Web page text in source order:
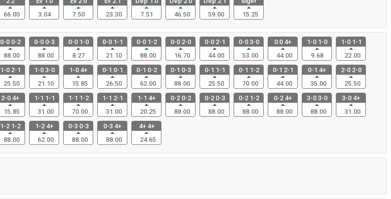
66.00
3.04
7.50
23.30
7.51
46.50
59.00
15.25
0-0 0-2
88.00
0-0 0-3
88.00
0-0 1-0
8.27
0-0 1-1
21.10
0-0 1-2
88.00
0-0 2-0
16.70
0-0 2-1
44.00
0-0 3-0
53.00
0:0 4+
44.00
1-0 1-0
9.68
1-0 1-1
22.00
1-0 2-1
25.50
1-0 3-0
21.10
1-0 4+
15.85
0-1 0-1
26.50
0-1 0-2
62.00
0-1 0-3
88.00
0-1 1-1
25.50
0-1 1-2
70.00
0-1 2-1
44.00
0-1 4+
35.00
2-0 2-0
25.50
2-0 4+
15.85
1-1 1-1
31.00
1-1 1-2
70.00
1-1 2-1
31.00
1-1 4+
20.25
0-2 0-2
88.00
0-2 0-3
88.00
0-2 1-2
88.00
0-2 4+
88.00
3-0 3-0
88.00
3-0 4+
31.00
1-2 1-2
88.00
1-2 4+
62.00
0-3 0-3
88.00
0-3 4+
88.00
4+ 4+
24.65